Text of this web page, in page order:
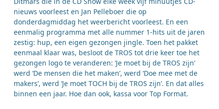
nieuws voorleest en Jan Pelleboer die op
donderdagmiddag het weerbericht voorleest. En een
eenmalig programma met alle nummer 1-hits uit de jaren
zestig: hup, een eigen gezongen jingle. Toen het pakket
eenmaal klaar was, besloot de TROS tot drie keer toe het
gezongen logo te veranderen: ‘Je moet bij de TROS zijn’
werd ‘De mensen die het maken’, werd ‘Doe mee met de
makers’, werd ‘Je moet TOCH bij de TROS zijn’. En dat alles
binnen een jaar. Hoe dan ook, kassa voor Top Format.